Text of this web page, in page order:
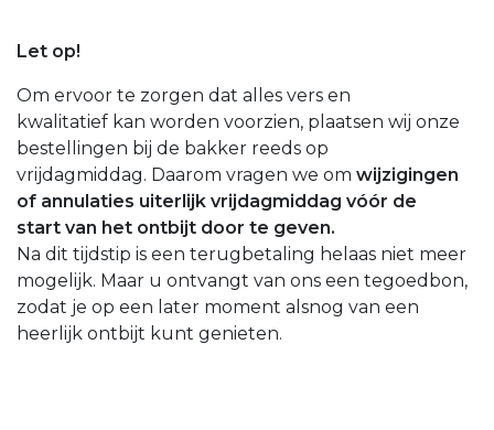
Let op!
Om ervoor te zorgen dat alles vers en
kwalitatief kan worden voorzien, plaatsen wij onze
bestellingen bij de bakker reeds op
vrijdagmiddag. Daarom vragen we om wijzigingen
of annulaties uiterlijk vrijdagmiddag vóór de
start van het ontbijt door te geven.
Na dit tijdstip is een terugbetaling helaas niet meer
mogelijk. Maar u ontvangt van ons een tegoedbon,
zodat je op een later moment alsnog van een
heerlijk ontbijt kunt genieten.